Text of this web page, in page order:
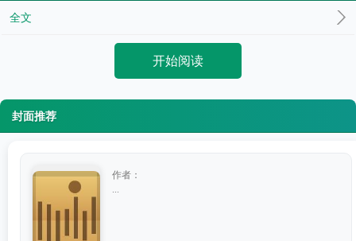
全文
开始阅读
封面推荐
作者：